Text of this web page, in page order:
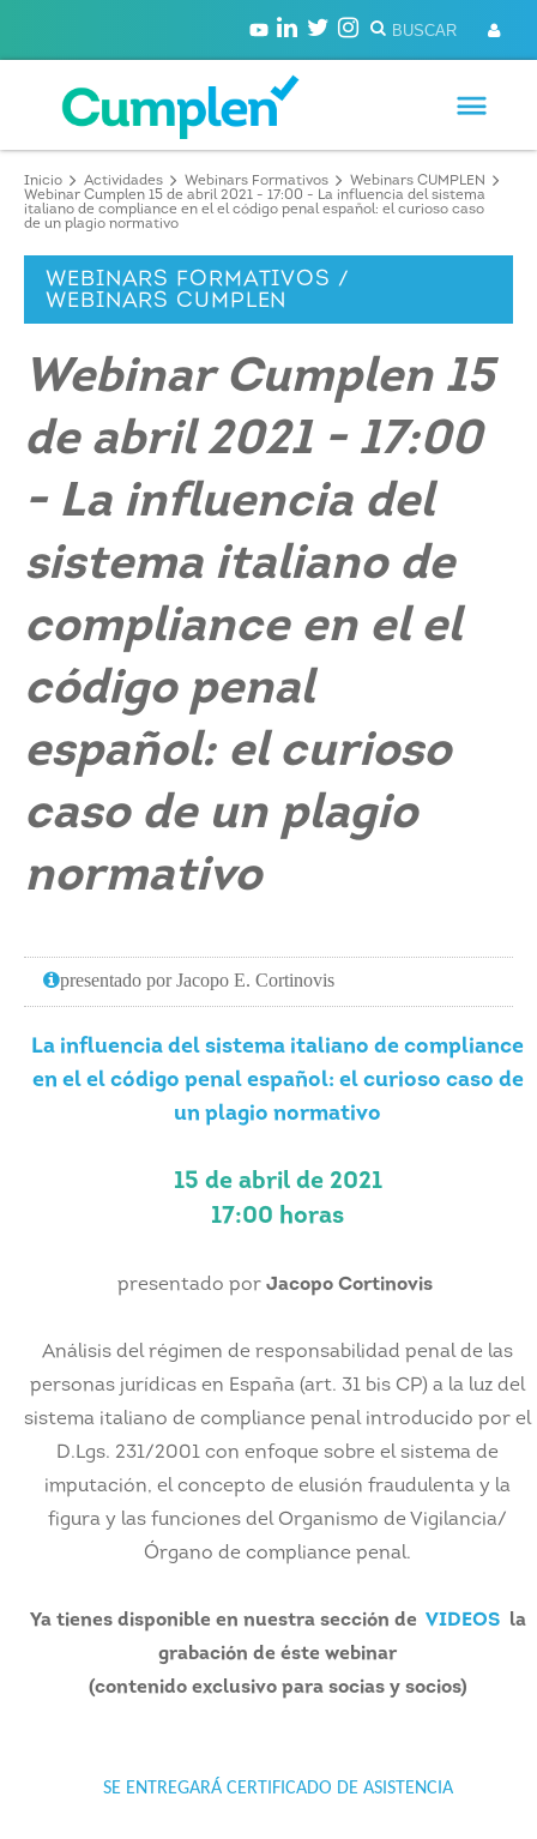
Inicio Actividades Webinars Formativos
Webinars CUMPLEN
Webinar Cumplen 15 de abril 2021 - 17:00 - La influencia del sistema
italiano de compliance en el el código penal español: el curioso caso
de un plagio normativo
WEBINARS FORMATIVOS /
WEBINARS CUMPLEN
Webinar Cumplen 15
de abril 2021 - 17:00
- La influencia del
sistema italiano de
compliance en el el
código penal
español: el curioso
caso de un plagio
normativo
presentado por Jacopo E. Cortinovis
La influencia del sistema italiano de compliance
en el el código penal español: el curioso caso de
un plagio normativo
15 de abril de 2021
17:00 horas
presentado por Jacopo Cortinovis
Análisis del régimen de responsabilidad penal de las
personas jurídicas en España (art. 31 bis CP) a la luz del
sistema italiano de compliance penal introducido por el
D.Lgs. 231/2001 con enfoque sobre el sistema de
imputación, el concepto de elusión fraudulenta y la
figura y las funciones del Organismo de Vigilancia/
Órgano de compliance penal.
Ya tienes disponible en nuestra sección de VIDEOSla
grabación de éste webinar
(contenido exclusivo para socias y socios)
SE ENTREGARÁ CERTIFICADO DE ASISTENCIA